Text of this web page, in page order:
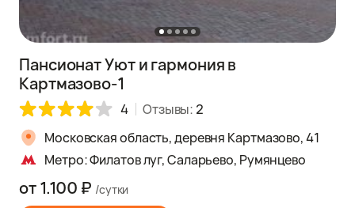
Пансионат Уют и гармония в
Картмазово-1
4 Отзывы: 2
Московская область, деревня Картмазово, 41
Метро: Филатов луг, Саларьево, Румянцево
от 1.100 ₽ /сутки